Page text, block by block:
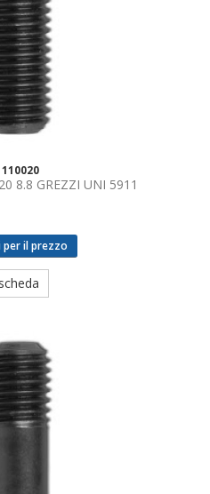
8.8 GREZZI UNI 5911
per il prezzo
scheda